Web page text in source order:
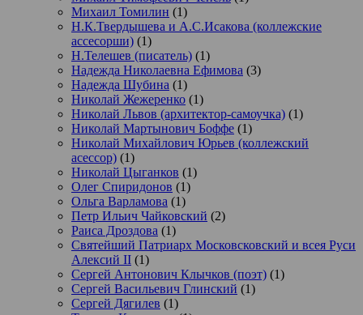
Михаил Томилин (1)
Н.К.Твердышева и А.С.Исакова (коллежские
ассесорши) (1)
Н.Телешев (писатель) (1)
Надежда Николаевна Ефимова (3)
Надежда Шубина (1)
Николай Жежеренко (1)
Николай Львов (архитектор-самоучка) (1)
Николай Мартынович Боффе (1)
Николай Михайлович Юрьев (коллежский
асессор) (1)
Николай Цыганков (1)
Олег Спиридонов (1)
Ольга Варламова (1)
Петр Ильич Чайковский (2)
Раиса Дроздова (1)
Святейший Патриарх Московсковский и всея Руси
Алексий II (1)
Сергей Антонович Клычков (поэт) (1)
Сергей Васильевич Глинский (1)
Сергей Дягилев (1)